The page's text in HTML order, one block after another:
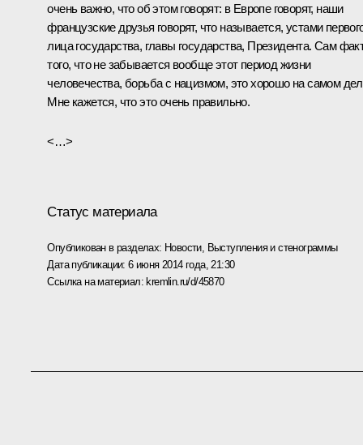
очень важно, что об этом говорят: в Европе говорят, наши
французские друзья говорят, что называется, устами
лица государства, главы государства, Президента. Сам
того, что не забывается вообще этот период жизни
человечества, борьба с нацизмом, это хорошо на самом
Мне кажется, что это очень правильно.
<…>
Статус материала
Опубликован в разделах: Новости, Выступления и стенограммы
Дата публикации:6 июня 2014 года, 21:30
Ссылка на материал: kremlin.ru/d/45870